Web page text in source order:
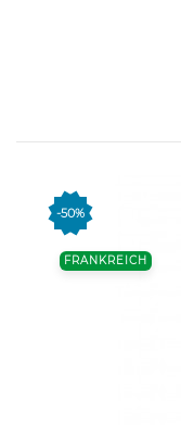
-50%
FRANKREICH